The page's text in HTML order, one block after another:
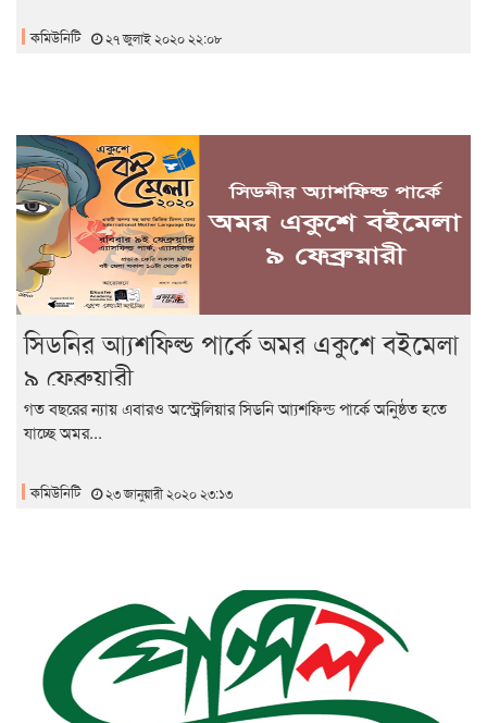
কমিউনিটি ২৭ জুলাই ২০২০ ২২:০৮
সিডনির আ্যশফিল্ড পার্কে অমর একুশে বইমেলা
৯ ফেব্রুয়ারী
গত বছরের ন্যায় এবারও অস্ট্রেলিয়ার সিডনি আ্যশফিল্ড পার্কে অনুিষ্ঠত হতে
যাচ্ছে অমর...
কমিউনিটি ২৩ জানুয়ারী ২০২০ ২৩:১৩